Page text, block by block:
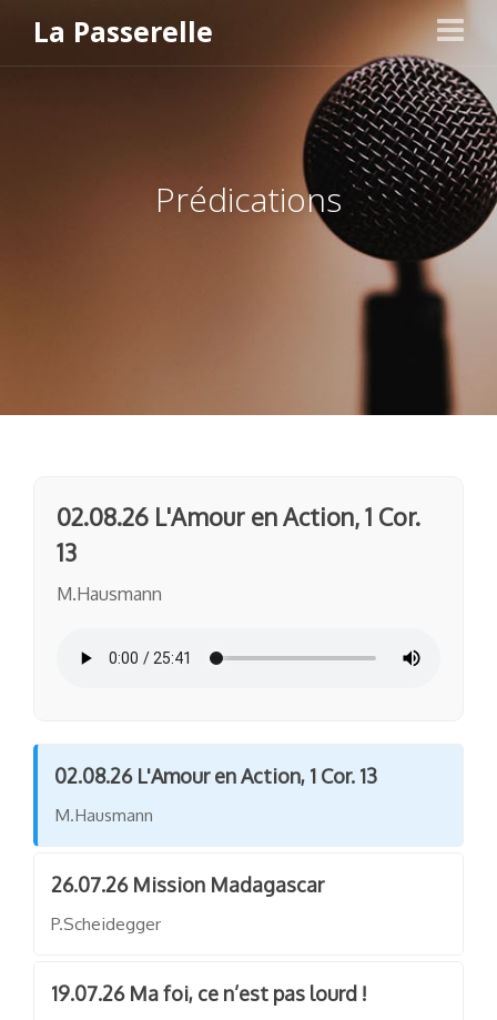
La Passerelle
Prédications
02.08.26 L'Amour en Action, 1 Cor.
13
M.Hausmann
02.08.26 L'Amour en Action, 1 Cor. 13
M.Hausmann
26.07.26 Mission Madagascar
P.Scheidegger
19.07.26 Ma foi, ce n’est pas lourd !